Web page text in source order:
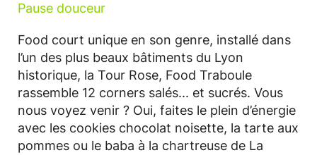
Pause douceur
Food court unique en son genre, installé dans
l’un des plus beaux bâtiments du Lyon
historique, la Tour Rose, Food Traboule
rassemble 12 corners salés... et sucrés. Vous
nous voyez venir ? Oui, faites le plein d’énergie
avec les cookies chocolat noisette, la tarte aux
pommes ou le baba à la chartreuse de La